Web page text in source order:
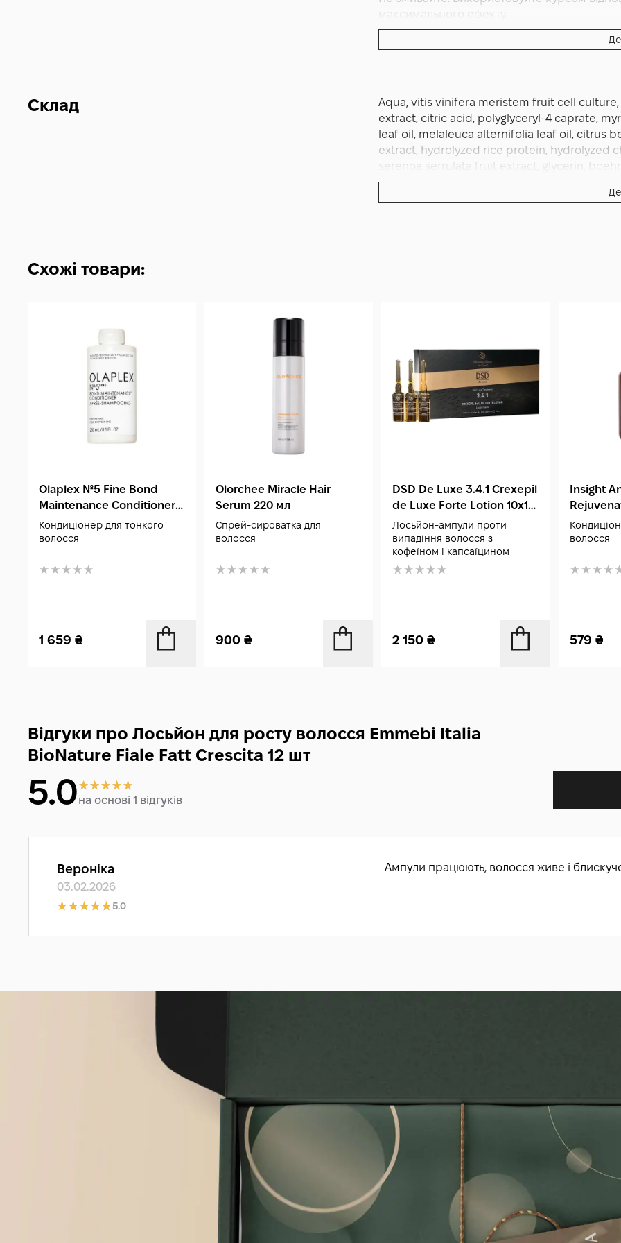
максимального ефекту.
Склад
Aqua, vitis vinifera meristem fruit cell
extract, citric acid, polyglyceryl-4 caprate,
leaf oil, melaleuca alternifolia leaf oil, citrus
extract, hydrolyzed rice protein, hydrolyzed
serenoa serrulata fruit extract, glycerin,
root extract, achillea millfolium extract,
extract, arctum lappa root extract,
Схожі товари:
Olaplex №5 Fine Bond
Maintenance Conditioner
250 мл
Кондиціонер для тонкого
волосся
1 659 ₴
Olorchee Miracle Hair
Serum 220 мл
Спрей-сироватка для
волосся
900₴
DSD De Luxe 3.4.1 Crexepil
de Luxe Forte Lotion 10x10
мл
Лосьйон-ампули проти
випадіння волосся з
кофеїном і капсаїцином
2 150₴
Insight
400 мл
волосся
579 ₴
Відгуки про Лосьйон для росту волосся Emmebi Italia
BioNature Fiale Fatt Crescita 12 шт
5.0на основі 1 відгуків
Вероніка
03.02.2026
5.0
Ампули працюють, волосся живе і